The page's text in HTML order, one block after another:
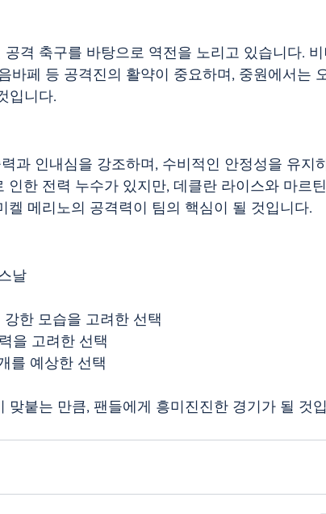
격 축구를 바탕으로 역전을 노리고 있습니다. 비
바페 등 공격진의 활약이 중요하며, 중원에서는
니다.
과 인내심을 강조하며, 수비적인 안정성을 유지
인한 전력 누수가 있지만, 데클란 라이스와 마르틴
켈 메리노의 공격력이 팀의 핵심이 될 것입니다.​
날​
강한 모습을 고려한 선택​
을 고려한 선택​
를 예상한 선택​
붙는 만큼, 팬들에게 흥미진진한 경기가 될 것입